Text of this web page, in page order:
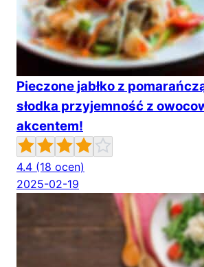
Pieczone jabłko z
słodka przyjemność z
akcentem!
4.4 (18 ocen)
2025-02-19